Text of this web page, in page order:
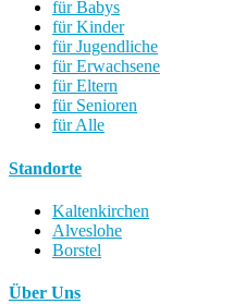
für Babys
für Kinder
für Jugendliche
für Erwachsene
für Eltern
für Senioren
für Alle
Standorte
Kaltenkirchen
Alveslohe
Borstel
Über Uns